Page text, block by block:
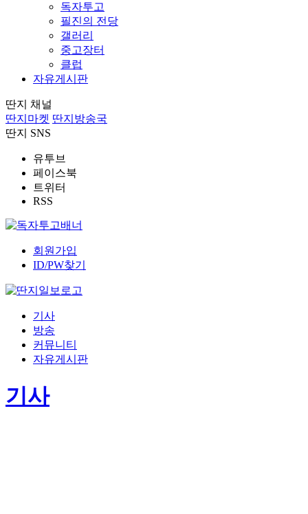
독자투고
필진의 전당
갤러리
중고장터
클럽
자유게시판
딴지 채널
딴지마켓 딴지방송국
딴지 SNS
유투브
페이스북
트위터
RSS
회원가입
ID/PW찾기
기사
방송
커뮤니티
자유게시판
기사